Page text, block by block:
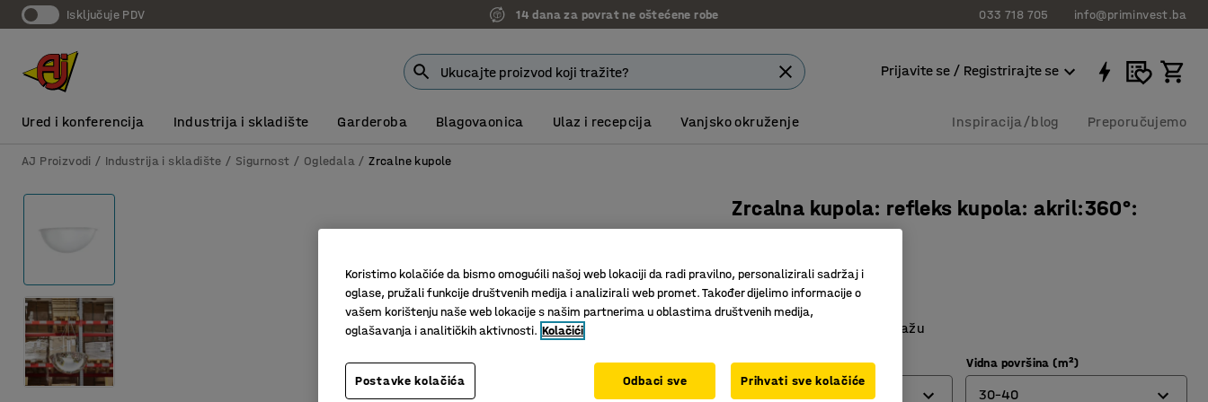
Isključuje PDV 14 dana za povrat ne oštećene robe 033 718 705 info@priminvest.ba
Prijavite se / Registrirajte se
Ured i konferencija Industrija i skladište Garderoba Blagovaonica Ulaz i recepcija Vanjsko okruženje Inspiracija/blog Preporučujemo
AJ Proizvodi Industrija i skladište Sigurnost Ogledala Zrcalne kupole
Zrcalna kupola: refleks kupola: akril:360°:
Art. br.:21269
Zrcalna kupola
Za stopnu ili zidnu montažu
Promjer (mm) Vidna površina (m²)
30-40
Koristimo kolačiće da bismo omogućili našoj web lokaciji da radi pravilno, personalizirali sadržaj i
oglase, pružali funkcije društvenih medija i analizirali web promet. Također dijelimo informacije o
vašem korištenju naše web lokacije s našim partnerima u oblastima društvenih medija,
oglašavanja i analitičkih aktivnosti. Kolačići
Postavke kolačića Odbaci sve Prihvati sve kolačiće